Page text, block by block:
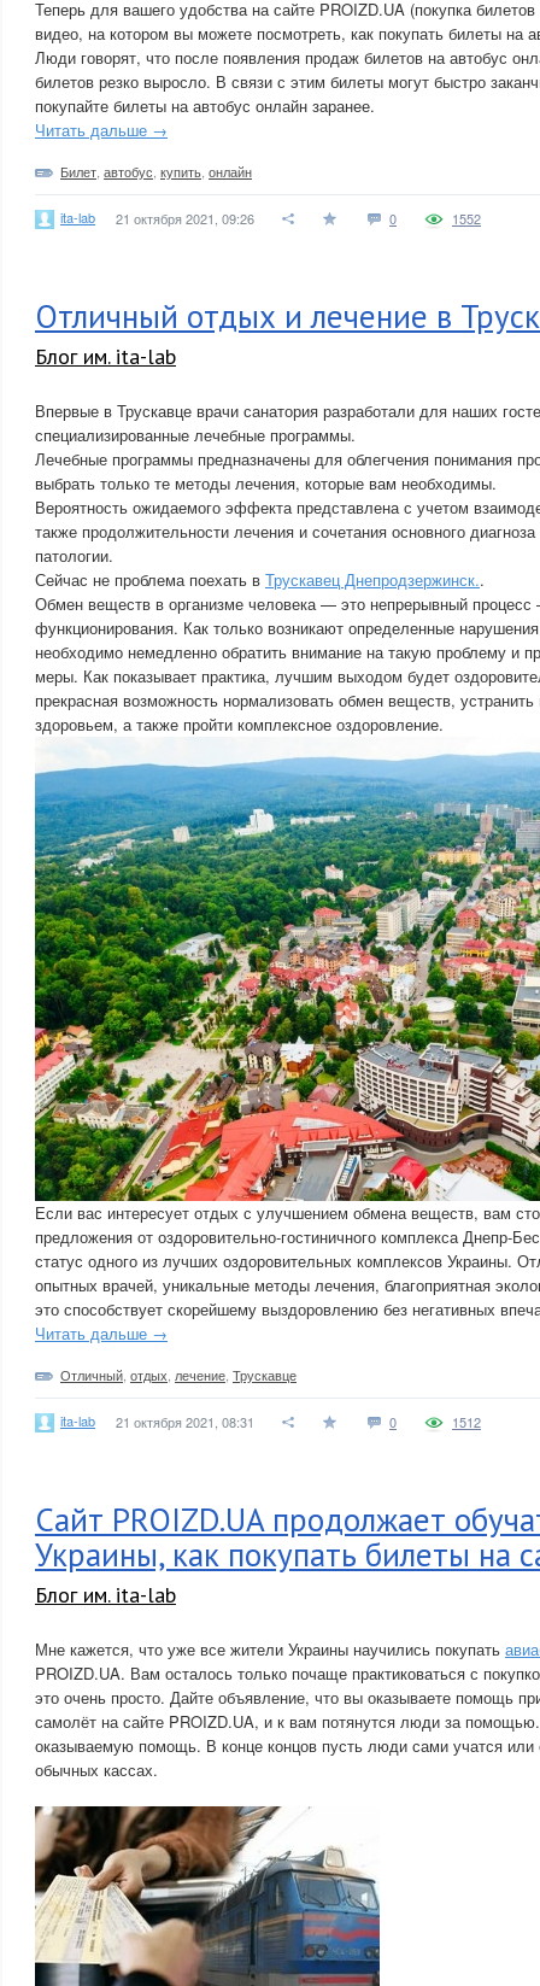
Теперь для вашего удобства на сайте PROIZD.UA (покупка
видео, на котором вы можете посмотреть, как покупать билеты на
Люди говорят, что после появления продаж билетов на автобус
билетов резко выросло. В связи с этим билеты могут быстро
покупайте билеты на автобус онлайн заранее.
Читать дальше →
Билет автобус купить онлайн
ita-lab 21 октября 2021, 09:26 0 1552
Отличный отдых и лечение в
Блог им. ita-lab
Впервые в Трускавце врачи санатория разработали для наших
специализированные лечебные программы.
Лечебные программы предназначены для облегчения понимания
выбрать только те методы лечения, которые вам необходимы.
Вероятность ожидаемого эффекта представлена с учетом
также продолжительности лечения и сочетания основного
патологии.
Сейчас не проблема поехать в Трускавец Днепродзержинск..
Обмен веществ в организме человека — это непрерывный
функционирования. Как только возникают определенные
необходимо немедленно обратить внимание на такую проблему и
меры. Как показывает практика, лучшим выходом будет
прекрасная возможность нормализовать обмен веществ,
здоровьем, а также пройти комплексное оздоровление.
Если вас интересует отдых с улучшением обмена веществ, вам
предложения от оздоровительно-гостиничного комплекса Днепр-
статус одного из лучших оздоровительных комплексов Украины.
опытных врачей, уникальные методы лечения, благоприятная
это способствует скорейшему выздоровлению без негативных
Читать дальше →
Отличный отдых лечение Трускавце
ita-lab 21 октября 2021, 08:31 0 1512
Сайт PROIZD.UA продолжает
Украины, как покупать билеты на
Блог им. ita-lab
Мне кажется, что уже все жители Украины научились покупать
PROIZD.UA. Вам осталось только почаще практиковаться с
это очень просто. Дайте объявление, что вы оказываете помощь
самолёт на сайте PROIZD.UA, и к вам потянутся люди за
оказываемую помощь. В конце концов пусть люди сами учатся или
обычных кассах.